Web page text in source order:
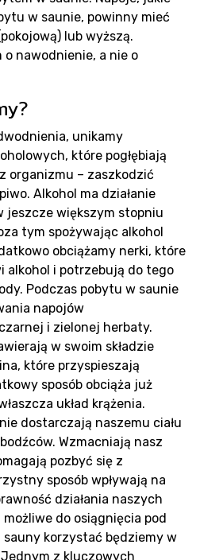
w saunie, powinny mieć
lub wyższą.
nawodnienie, a nie o
unikamy
które pogłębiają
organizmu – zaszkodzić
Alkohol ma działanie
jeszcze większym stopniu
tym spożywając alkohol
obciążamy nerki, które
alkohol i potrzebują do tego
Podczas pobytu w saunie
napojów
i zielonej herbaty.
w swoim składzie
które przyspieszają
sposób obciąża już
układ krążenia.
dostarczają naszemu ciału
Wzmacniają nasz
pozbyć się z
sposób wpływają na
działania naszych
do osiągnięcia pod
korzystać będziemy w
z kluczowych